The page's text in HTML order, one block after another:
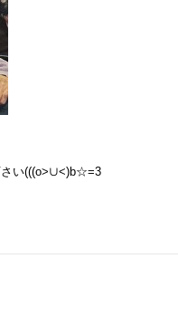
さい(((o>∪<)b☆=3